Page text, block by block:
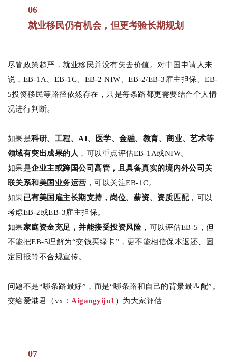
06
就业移民仍有机会，但更考验长期规划
尽管政策趋严，就业移民并没有失去价值。 对中国申请人来
说，EB-1A、EB-1C、EB-2 NIW、EB-2/EB-3雇主担保、EB-
5投资移民等路径依然存在，只是每条路都更需要结合个人情
况进行判断。
如果是科研、工程、AI、医学、金融、教育、商业、艺术等
领域有突出成果的人 ，可以重点评估EB-1A或NIW。
如果是企业主或跨国公司高管，且具备真实的境内外公司关
联关系和美国业务运营 ，可以关注EB-1C。
如果已有美国雇主长期支持，岗位、薪资、资质匹配，可以
考虑EB-2或EB-3雇主担保。
如果家庭资金充足，并能接受投资风险，可以评估EB-5，但
不能把EB-5理解为“交钱买绿卡”，更不能相信保本返还、固
定回报等不合规宣传。
问题不是“哪条路最好”，而是“哪条路和自己的背景最匹配”。
交给爱港君（vx： Aigangyiju1 ）为大家评估
07